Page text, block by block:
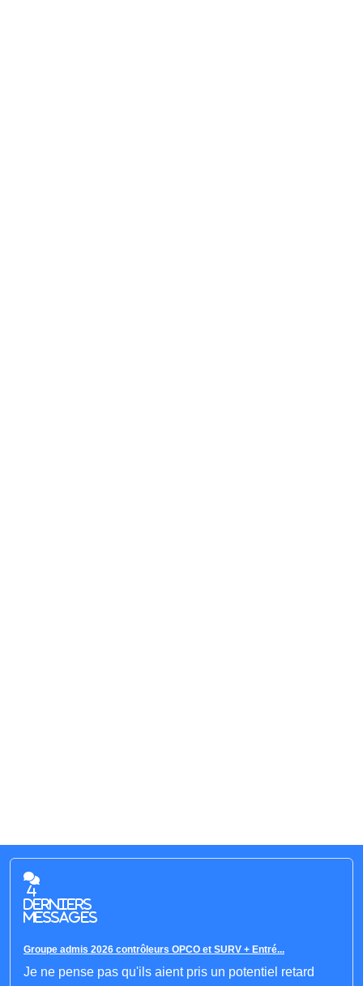
4
derniers
messages
Groupe admis 2026 contrôleurs OPCO et SURV + Entré...
Je ne pense pas qu'ils aient pris un potentiel retard